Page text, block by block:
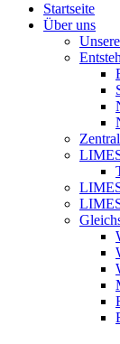
Startseite
Über uns